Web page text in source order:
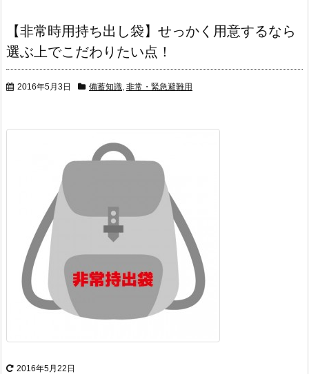
【非常時用持ち出し袋】せっかく用意するなら
選ぶ上でこだわりたい点！
2016年5月3日 備蓄知識, 非常・緊急避難用
2016年5月22日